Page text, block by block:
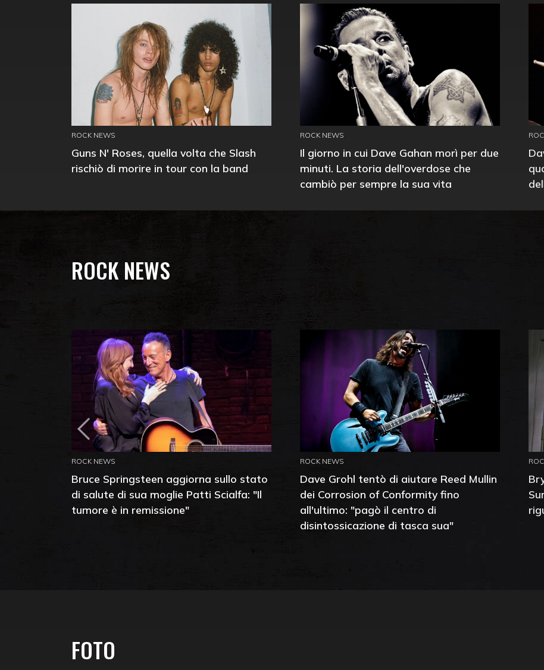
ROCK NEWS
Guns N' Roses, quella volta che Slash
rischiò di morire in tour con la band
ROCK NEWS
Il giorno in cui Dave Gahan morì per due
minuti. La storia dell'overdose che
cambiò per sempre la sua vita
ROCK NEWS
ROCK NEWS
Bruce Springsteen aggiorna sullo stato
di salute di sua moglie Patti Scialfa: "Il
tumore è in remissione"
ROCK NEWS
Dave Grohl tentò di aiutare Reed Mullin
dei Corrosion of Conformity fino
all'ultimo: "pagò il centro di
disintossicazione di tasca sua"
FOTO